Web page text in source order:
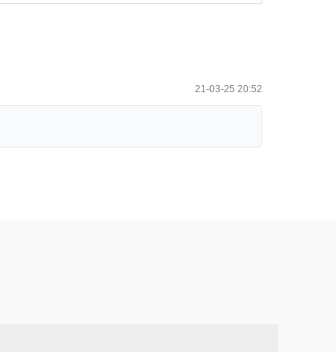
21-03-25 20:52